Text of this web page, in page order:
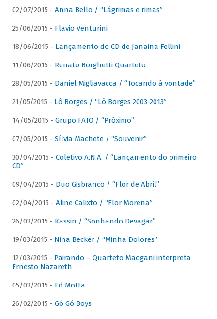
02/07/2015 - Anna Bello / “Lágrimas e rimas”
25/06/2015 - Flavio Venturini
18/06/2015 - Lançamento do CD de Janaina Fellini
11/06/2015 - Renato Borghetti Quarteto
28/05/2015 - Daniel Migliavacca / “Tocando à vontade”
21/05/2015 - Lô Borges / “Lô Borges 2003-2013”
14/05/2015 - Grupo FATO / “Próximo”
07/05/2015 - Sílvia Machete / “Souvenir”
30/04/2015 - Coletivo A.N.A. / “Lançamento do primeiro
CD”
09/04/2015 - Duo Gisbranco / “Flor de Abril”
02/04/2015 - Aline Calixto / “Flor Morena”
26/03/2015 - Kassin / “Sonhando Devagar”
19/03/2015 - Nina Becker / “Minha Dolores”
12/03/2015 - Pairando – Quarteto Maogani interpreta
Ernesto Nazareth
05/03/2015 - Ed Motta
26/02/2015 - Gó Gó Boys